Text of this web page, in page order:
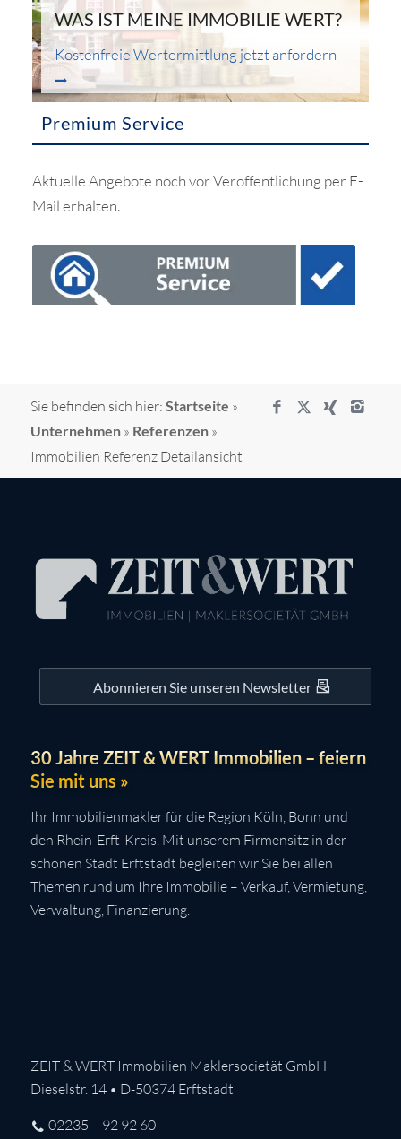
WAS IST MEINE IMMOBILIE WERT?
Kostenfreie Wertermittlung jetzt anfordern
Premium Service
Aktuelle Angebote noch vor Veröffentlichung per E-
Mail erhalten.
Sie befinden sich hier: Startseite »
Unternehmen» Referenzen»
Immobilien Referenz Detailansicht
Abonnieren Sie unseren Newsletter
30 Jahre ZEIT & WERT Immobilien – feiern
Sie mit uns »
Ihr Immobilienmakler für die Region Köln, Bonn und
den Rhein-Erft-Kreis. Mit unserem Firmensitz in der
schönen Stadt Erftstadt begleiten wir Sie bei allen
Themen rund um Ihre Immobilie – Verkauf, Vermietung,
Verwaltung, Finanzierung.
ZEIT & WERT Immobilien Maklersocietät GmbH
Dieselstr. 14 • D-50374 Erftstadt
02235 – 92 92 60